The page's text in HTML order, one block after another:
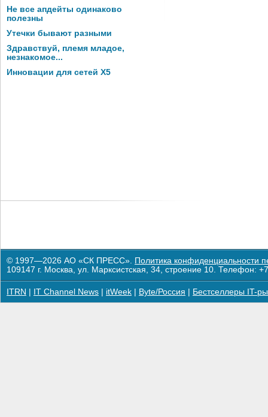
Не все апдейты одинаково
полезны
Утечки бывают разными
Здравствуй, племя младое,
незнакомое...
Инновации для сетей X5
© 1997—2026 АО «СК ПРЕСС». Политика конфиденциальности
109147 г. Москва, ул. Марксистская, 34, строение 10. Телефон:
ITRN IT Channel News itWeek Byte/Россия Бестселлеры IT-